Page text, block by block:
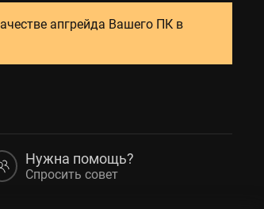
апгрейда Вашего ПК в
Нужна помощь?
Спросить совет